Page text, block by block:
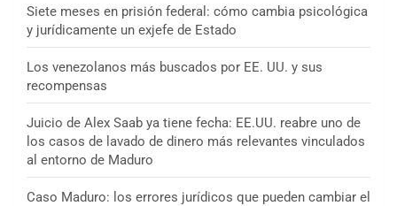
Siete meses en prisión federal: cómo cambia psicológica
y jurídicamente un exjefe de Estado
Los venezolanos más buscados por EE. UU. y sus
recompensas
Juicio de Alex Saab ya tiene fecha: EE.UU. reabre uno de
los casos de lavado de dinero más relevantes vinculados
al entorno de Maduro
Caso Maduro: los errores jurídicos que pueden cambiar el